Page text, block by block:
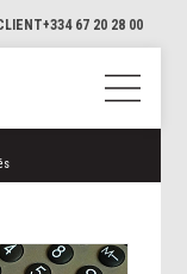
+334 67 20 28 00